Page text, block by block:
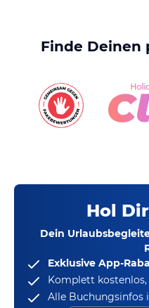
Finde Deinen
Hol
Dein
Exklusive App-
Komplett kostenlos,
Alle